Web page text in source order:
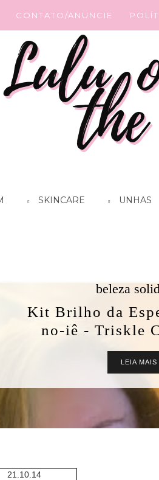
CONTATO/ANUNCIE
SKINCARE UNHAS
beleza
Kit Brilho da
no-iê - Triskle
LEIA MAIS
21.10.14